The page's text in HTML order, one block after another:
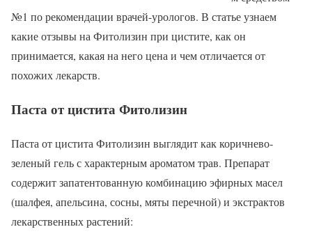
№1 по рекомендации врачей-урологов. В статье узнаем
какие отзывы на Фитолизин при цистите, как он
принимается, какая на него цена и чем отличается от
похожих лекарств.
Паста от цистита Фитолизин
Паста от цистита Фитолизин выглядит как коричнево-
зеленый гель с характерным ароматом трав. Препарат
содержит запатентованную комбинацию эфирных масел
(шалфея, апельсина, сосны, мяты перечной) и экстрактов
лекарственных растений: